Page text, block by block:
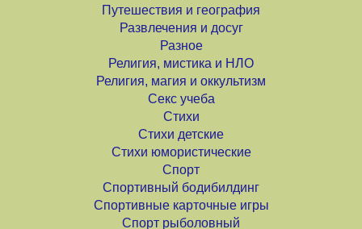
Путешествия и география
Развлечения и досуг
Разное
Религия, мистика и НЛО
Религия, магия и оккультизм
Секс учеба
Стихи
Стихи детские
Стихи юмористические
Спорт
Спортивный бодибилдинг
Спортивные карточные игры
Спорт рыболовный